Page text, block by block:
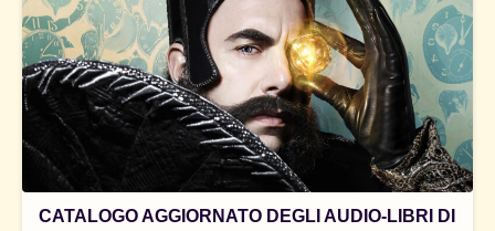
CATALOGO AGGIORNATO DEGLI AUDIO-LIBRI DI